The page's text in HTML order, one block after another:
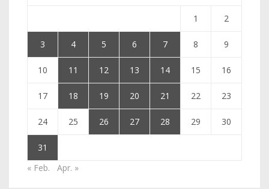
1 2
3 4 5 6 7 8 9
10 11 12 13 14 15 16
17 18 19 20 21 22 23
24 25 26 27 28 29 30
31
« Feb.
Apr. »